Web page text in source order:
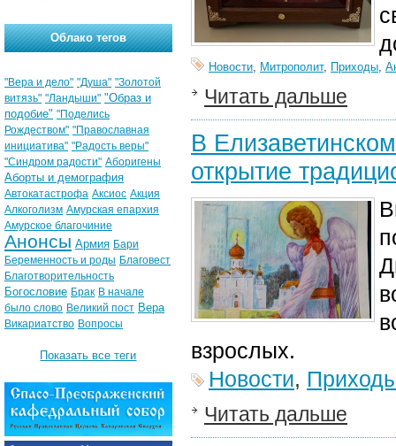
Новости, Митрополит, Приходы,
Читать дальше
В
открытие
взрослых.
Новости,
Читать дальше
Облако тегов
"Вера и дело" "Душа" "Золотой
витязь" "Ландыши" "Образ и
подобие" "Поделись
Рождеством" "Православная
инициатива" "Радость веры"
"Синдром радости" Аборигены
Аборты и демография
Автокатастрофа Аксиос Акция
Алкоголизм Амурская епархия
Амурское благочиние
Анонсы Армия Бари
Беременность и роды Благовест
Благотворительность
Богословие Брак В начале
было слово Великий пост Вера
Викариатство Вопросы
Показать все теги